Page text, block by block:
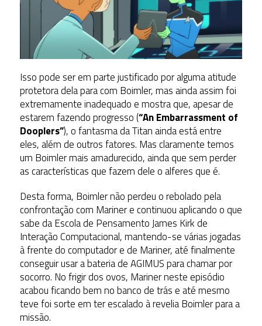
Isso pode ser em parte justificado por alguma atitude
protetora dela para com Boimler, mas ainda assim foi
extremamente inadequado e mostra que, apesar de
estarem fazendo progresso (“An Embarrassment of
Dooplers”), o fantasma da Titan ainda está entre
eles, além de outros fatores. Mas claramente temos
um Boimler mais amadurecido, ainda que sem perder
as características que fazem dele o alferes que é.
Desta forma, Boimler não perdeu o rebolado pela
confrontação com Mariner e continuou aplicando o que
sabe da Escola de Pensamento James Kirk de
Interação Computacional, mantendo-se várias jogadas
à frente do computador e de Mariner, até finalmente
conseguir usar a bateria de AGIMUS para chamar por
socorro. No frigir dos ovos, Mariner neste episódio
acabou ficando bem no banco de trás e até mesmo
teve foi sorte em ter escalado à revelia Boimler para a
missão.